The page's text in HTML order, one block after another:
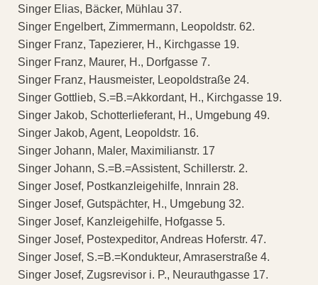
Singer Elias, Bäcker, Mühlau 37.
Singer Engelbert, Zimmermann, Leopoldstr. 62.
Singer Franz, Tapezierer, H., Kirchgasse 19.
Singer Franz, Maurer, H., Dorfgasse 7.
Singer Franz, Hausmeister, Leopoldstraße 24.
Singer Gottlieb, S.=B.=Akkordant, H., Kirchgasse 19.
Singer Jakob, Schotterlieferant, H., Umgebung 49.
Singer Jakob, Agent, Leopoldstr. 16.
Singer Johann, Maler, Maximilianstr. 17
Singer Johann, S.=B.=Assistent, Schillerstr. 2.
Singer Josef, Postkanzleigehilfe, Innrain 28.
Singer Josef, Gutspächter, H., Umgebung 32.
Singer Josef, Kanzleigehilfe, Hofgasse 5.
Singer Josef, Postexpeditor, Andreas Hoferstr. 47.
Singer Josef, S.=B.=Kondukteur, Amraserstraße 4.
Singer Josef, Zugsrevisor i. P., Neurauthgasse 17.